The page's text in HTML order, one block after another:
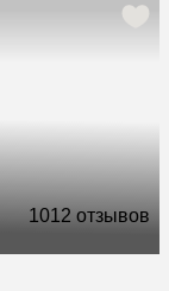
1012 отзывов